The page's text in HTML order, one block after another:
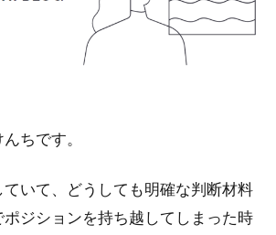
ちです。
いて、どうしても明確な判断材料
ジションを持ち越してしまった時